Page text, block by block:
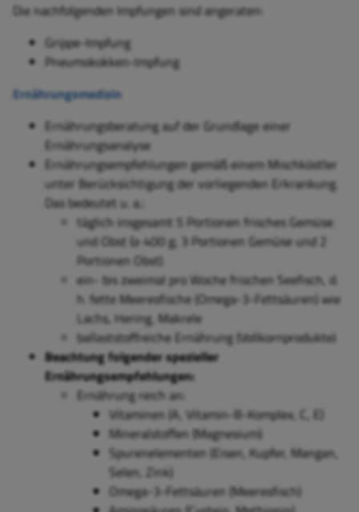
Die nachfolgenden Impfungen sind angeraten:
Grippe-Impfung
Pneumokokken-Impfung
Ernährungsmedizin
Ernährungsberatung auf der Grundlage einer
Ernährungsanalyse
Ernährungsempfehlungen gemäß einem Mischköstler
unter Berücksichtigung der vorliegenden Erkrankung.
Das bedeutet u. a.:
täglich insgesamt 5 Portionen frisches Gemüse
und Obst (≥ 400 g; 3 Portionen Gemüse und 2
Portionen Obst)
ein- bis zweimal pro Woche frischen Seefisch, d.
h. fette Meeresfische (Omega-3-Fettsäuren) wie
Lachs, Hering, Makrele
ballaststoffreiche Ernährung (Vollkornprodukte)
Beachtung folgender spezieller
Ernährungsempfehlungen:
Ernährung reich an:
Vitaminen (A, Vitamin-B-Komplex, C, E)
Mineralstoffen (Magnesium)
Spurenelementen (Eisen, Kupfer, Mangan,
Selen, Zink)
Omega-3-Fettsäuren (Meeresfisch)